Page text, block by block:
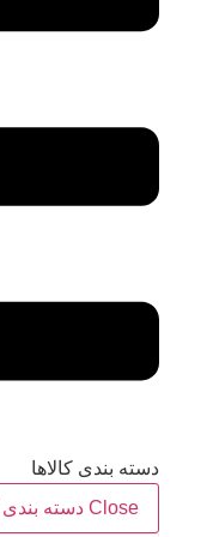
دسته بندی کالاها
Close دسته بندی کالاها